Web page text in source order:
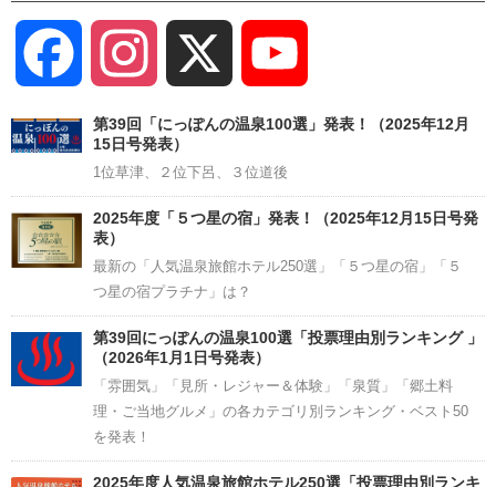
Facebook Instagram
Channel
第39回「にっぽんの温泉100選」発表！（2025年12月
15日号発表）
1位草津、２位下呂、３位道後
2025年度「５つ星の宿」発表！（2025年12月15日号発
表）
最新の「人気温泉旅館ホテル250選」「５つ星の宿」「５
つ星の宿プラチナ」は？
第39回にっぽんの温泉100選「投票理由別ランキング 」
（2026年1月1日号発表）
「雰囲気」「見所・レジャー＆体験」「泉質」「郷土料
理・ご当地グルメ」の各カテゴリ別ランキング・ベスト50
を発表！
2025年度人気温泉旅館ホテル250選「投票理由別ランキ